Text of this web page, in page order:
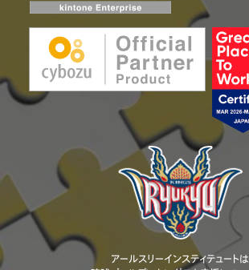
アールスリーインスティテュートは